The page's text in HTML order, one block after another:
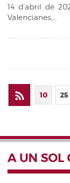
14 d’abril de
Valencianes,…
10 25
A UN SOL